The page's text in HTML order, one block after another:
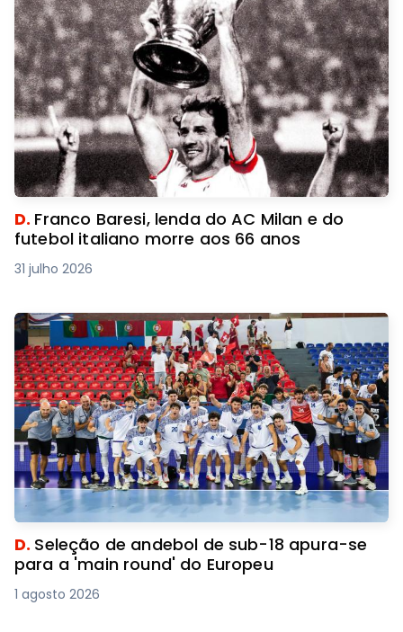
D. Franco Baresi, lenda do AC Milan e do
futebol italiano morre aos 66 anos
31 julho 2026
D. Seleção de andebol de sub-18 apura-se
para a 'main round' do Europeu
1 agosto 2026